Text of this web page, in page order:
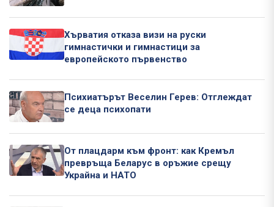
Хърватия отказа визи на руски
гимнастички и гимнастици за
европейското първенство
Психиатърът Веселин Герев: Отглеждат
се деца психопати
От плацдарм към фронт: как Кремъл
превръща Беларус в оръжие срещу
Украйна и НАТО